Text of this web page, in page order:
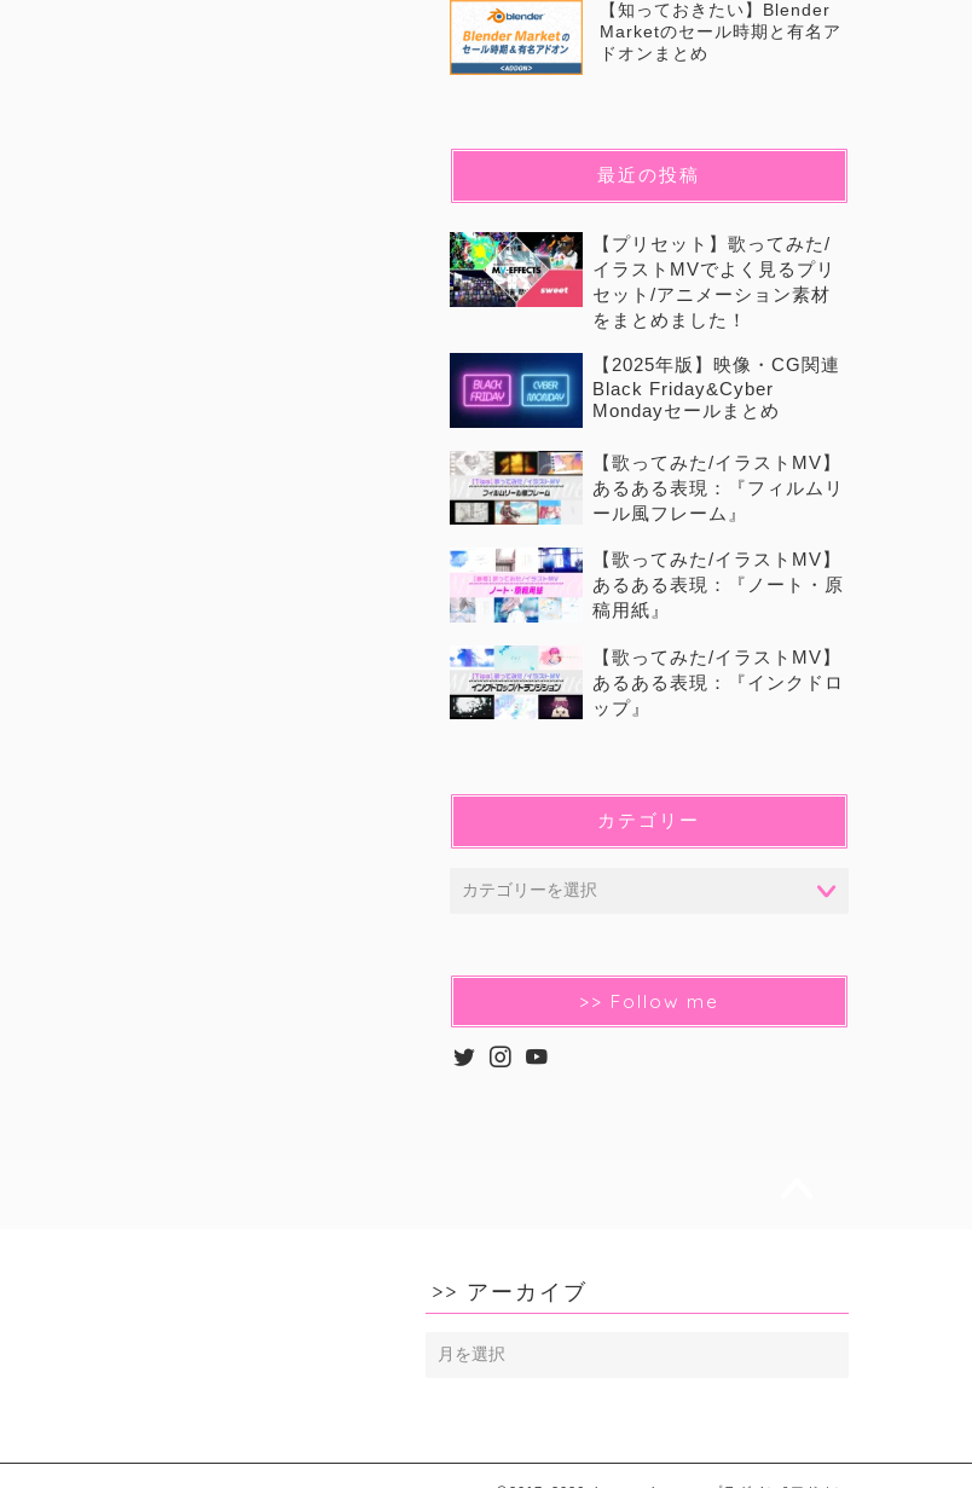
【知っておきたい】Blender
Marketのセール時期と有名ア
ドオンまとめ
最近の投稿
【プリセット】歌ってみた/
イラストMVでよく見るプリ
セット/アニメーション素材
をまとめました！
【2025年版】映像・CG関連
Black Friday&Cyber
Mondayセールまとめ
【歌ってみた/イラストMV】
あるある表現：『フィルムリ
ール風フレーム』
【歌ってみた/イラストMV】
あるある表現：『ノート・原
稿用紙』
【歌ってみた/イラストMV】
あるある表現：『インクドロ
ップ』
カテゴリー
>> Follow me
>> アーカイブ
>>
ア
ブ